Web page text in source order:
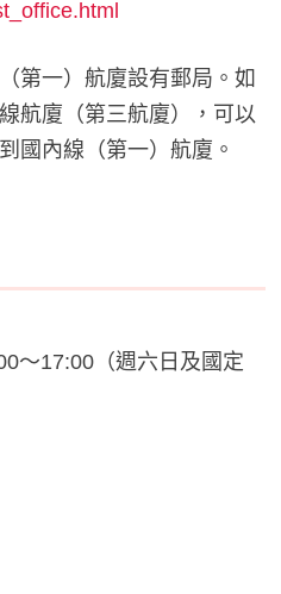
第一）航廈設有郵局。如
航廈（第三航廈），可以
國內線（第一）航廈。
～17:00（週六日及國定